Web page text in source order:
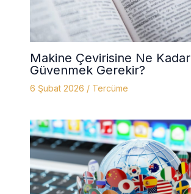
Makine Çevirisine Ne Kadar
Güvenmek Gerekir?
6 Şubat 2026 / Tercüme